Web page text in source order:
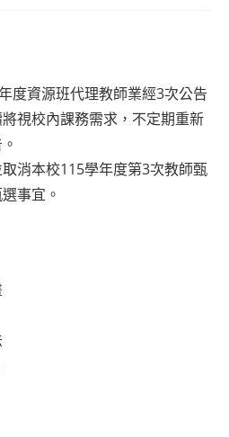
度資源班代理教師業經3次公告
視校內課務需求，不定期重新
取消本校115學年度第3次教師甄
事宜。